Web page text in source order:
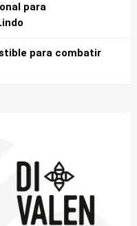
para
para combatir